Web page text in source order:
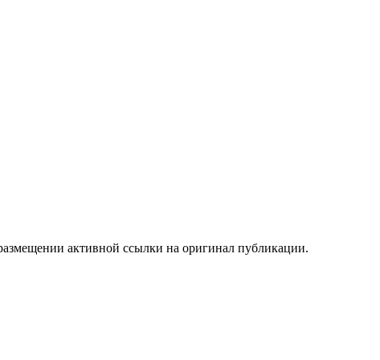
активной ссылки на оригинал публикации.